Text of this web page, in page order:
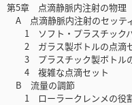
第5章 点滴静脈内注射の物理
A 点滴静脈内注射のセッテ
1 ソフト・プラスチックバ
2 ガラス製ボトルの点滴
3 プラスチック製ボトルの
4 複雑な点滴セット
B 流量の調節
1 ローラークレンメの役